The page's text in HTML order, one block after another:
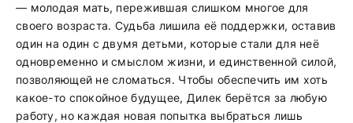
— молодая мать, пережившая слишком многое для
своего возраста. Судьба лишила её поддержки, оставив
один на один с двумя детьми, которые стали для неё
одновременно и смыслом жизни, и единственной силой,
позволяющей не сломаться. Чтобы обеспечить им хоть
какое-то спокойное будущее, Дилек берётся за любую
работу, но каждая новая попытка выбраться лишь